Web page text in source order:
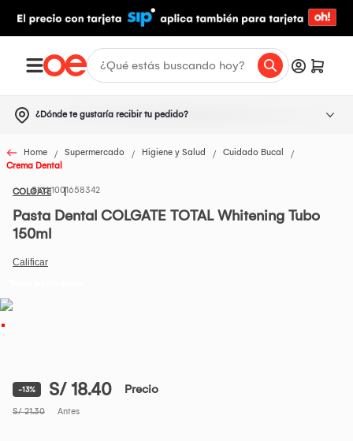
¿Dónde te gustaría recibir tu pedido?
Home Supermercado Higiene y Salud
Cuidado Bucal
Crema Dental
COLGATE1001658342
Pasta Dental COLGATE TOTAL Whitening Tubo
150ml
-13% S/ 18.40 Precio
S/ 21.30 Antes